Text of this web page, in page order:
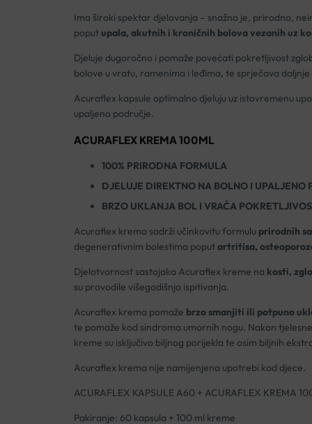
Ima široki spektar djelovanja – snažno je, prirodno,
poput upala, akutnih i kroničnih bolova vezanih uz
Djeluje dugoročno i pomaže povećati pokretljivost
bolove u vratu, ramenima i leđima, te sprječava
Acuraflex kapsule optimalno djeluju uz istovremenu
upaljeno područje.
ACURAFLEX KREMA 100ML
100% PRIRODNA FORMULA
DJELUJE DIREKTNO NA BOLNO I UPALJENO
BRZO UKLANJA BOL I VRAĆA
Acuraflex krema sadrži učinkovitu formulu prirodnih
degenerativnim bolestima poputartritisa,
Djelotvornost sastojaka Acuraflex kreme na kosti,
su provodile višegodišnja ispitivanja.
Acuraflex krema pomaže brzo smanjiti ili potpuno
te pomaže kod sindroma umornih nogu. Nakon
kreme su isključivo biljnog porijekla te osim biljnih
Acuraflex krema nije namijenjena upotrebi kod djece.
ACURAFLEX KAPSULE A60 + ACURAFLEX KREMA
Pakiranje: 60 kapsula + 100 ml kreme